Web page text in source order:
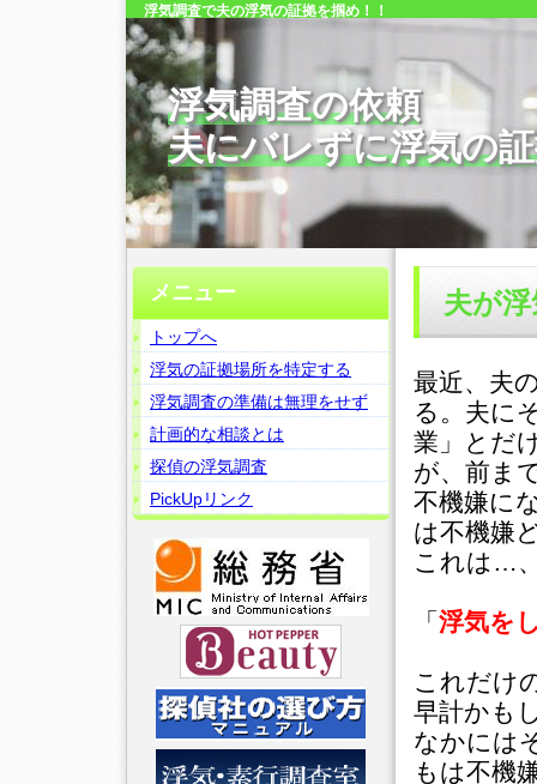
浮気調査で夫の浮気の証拠を掴め！！
浮気調査の依頼
夫にバレずに浮気の
メニュー
トップへ
浮気の証拠場所を特定する
浮気調査の準備は無理をせず
計画的な相談とは
探偵の浮気調査
PickUpリンク
夫が
最近、夫
る。夫に
業」とだ
が、前ま
不機嫌に
は不機嫌
これは…
「 浮気を
これだけ
早計かも
なかには
もは不機